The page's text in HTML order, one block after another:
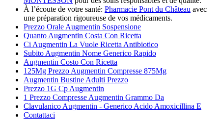
À l’écoute de votre santé: Pharmacie Pont du Château avec
une préparation rigoureuse de vos médicaments.
Prezzo Orale Augmentin Sospensione
Quanto Augmentin Costa Con Ricetta
Ci Augmentin La Vuole Ricetta Antibiotico
Subito Augmentin Nome Generico Rapido
Augmentin Costo Con Ricetta
125Mg Prezzo Augmentin Compresse 875Mg
Augmentin Bustine Adulti Prezzo
Prezzo 1G Cp Augmentin
1 Prezzo Compresse Augmentin Grammo Da
Clavulanico Augmentin - Generico Acido Amoxicillina E
Contattaci